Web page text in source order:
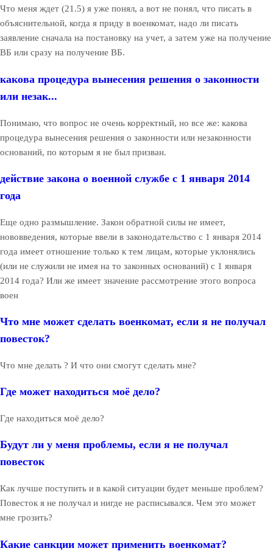
Что меня ждет (21.5) я уже понял, а вот не понял, что писать в
объяснительной, когда я приду в военкомат, надо ли писать
заявление сначала на постановку на учет, а затем уже на получение
ВБ или сразу на получение ВБ.
какова процедура вынесения решения о законности
или незак...
Понимаю, что вопрос не очень корректный, но все же: какова
процедура вынесения решения о законности или незаконности
оснований, по которым я не был призван.
действие закона о военной службе с 1 января 2014
года
Еще одно размышление. Закон обратной силы не имеет,
нововведения, которые ввели в законодательство с 1 января 2014
года имеет отношение только к тем лицам, которые уклонялись
(или не служили не имея на то законных оснований) с 1 января
2014 года? Или же имеет значение рассмотрение этого вопроса
воен
Что мне может сделать военкомат, если я не получал
повесток?
Что мне делать ? И что они смогут сделать мне?
Где может находиться моё дело?
Где находиться моё дело?
Будут ли у меня проблемы, если я не получал
повесток
Как лучше поступить и в какой ситуации будет меньше проблем?
Повесток я не получал и нигде не расписывался. Чем это может
мне грозить?
Какие санкции может применить военкомат?